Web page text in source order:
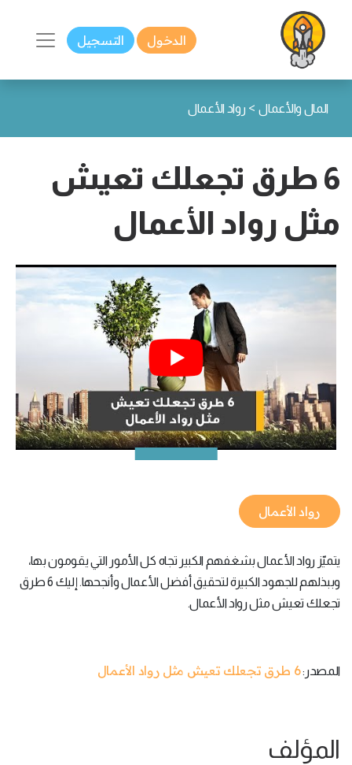
الدخول التسجيل
المال والأعمال > رواد الأعمال
6 طرق تجعلك تعيش
مثل رواد الأعمال
رواد الأعمال
يتميّز رواد الأعمال بشغفهم الكبير تجاه كل الأمور التي يقومون بها،
وببذلهم للجهود الكبيرة لتحقيق أفضل الأعمال وأنجحها. إليك 6 طرق
تجعلك تعيش مثل رواد الأعمال.
المصدر:6 طرق تجعلك تعيش مثل رواد الأعمال
المؤلف